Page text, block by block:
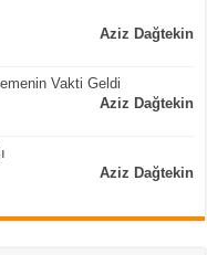
Aziz Dağtekin
Vakti Geldi
Aziz Dağtekin
Aziz Dağtekin